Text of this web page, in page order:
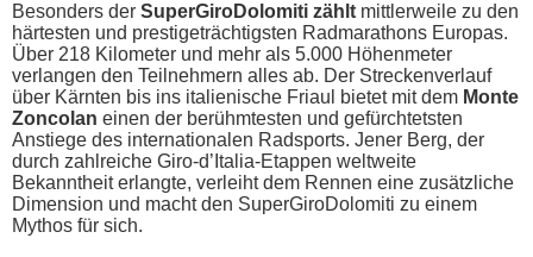
Besonders der SuperGiroDolomiti zählt mittlerweile zu den
härtesten und prestigeträchtigsten Radmarathons Europas.
Über 218 Kilometer und mehr als 5.000 Höhenmeter
verlangen den Teilnehmern alles ab. Der Streckenverlauf
über Kärnten bis ins italienische Friaul bietet mit dem Monte
Zoncolan einen der berühmtesten und gefürchtetsten
Anstiege des internationalen Radsports. Jener Berg, der
durch zahlreiche Giro-d’Italia-Etappen weltweite
Bekanntheit erlangte, verleiht dem Rennen eine zusätzliche
Dimension und macht den SuperGiroDolomiti zu einem
Mythos für sich.